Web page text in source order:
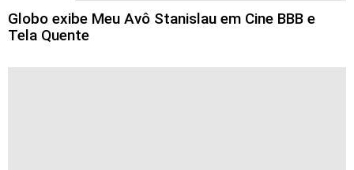
Globo exibe Meu Avô Stanislau em Cine BBB e
Tela Quente